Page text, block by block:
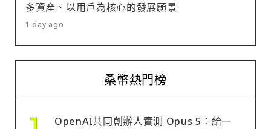
多資產、以用戶為核心的發展願景
1 day ago
桑幣熱門榜
OpenAI共同創辦人實測 Opus 5：給一